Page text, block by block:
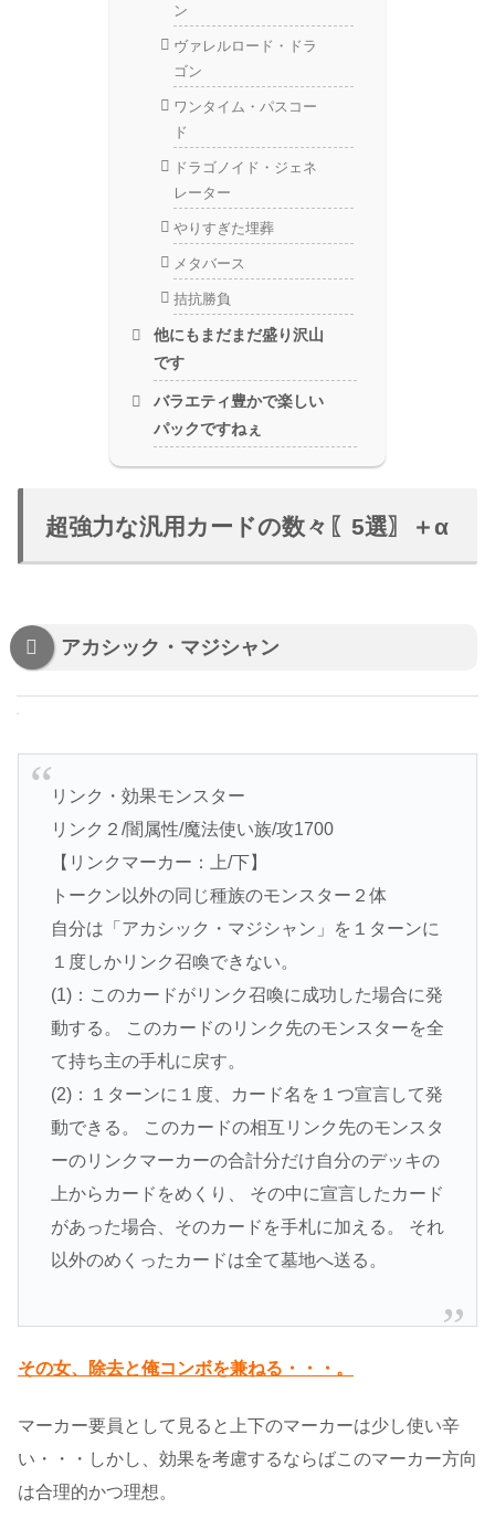
ン
ヴァレルロード・ドラ
ゴン
ワンタイム・パスコー
ド
ドラゴノイド・ジェネ
レーター
やりすぎた埋葬
メタバース
拮抗勝負
他にもまだまだ盛り沢山
です
バラエティ豊かで楽しい
パックですねぇ
超強力な汎用カードの数々〖5選〗＋α
アカシック・マジシャン
リンク・効果モンスター
リンク２/闇属性/魔法使い族/攻1700
【リンクマーカー：上/下】
トークン以外の同じ種族のモンスター２体
自分は「アカシック・マジシャン」を１ターンに
１度しかリンク召喚できない。
(1)：このカードがリンク召喚に成功した場合に発
動する。 このカードのリンク先のモンスターを全
て持ち主の手札に戻す。
(2)：１ターンに１度、カード名を１つ宣言して発
動できる。 このカードの相互リンク先のモンスタ
ーのリンクマーカーの合計分だけ自分のデッキの
上からカードをめくり、 その中に宣言したカード
があった場合、そのカードを手札に加える。 それ
以外のめくったカードは全て墓地へ送る。
その女、除去と俺コンボを兼ねる・・・。
マーカー要員として見ると上下のマーカーは少し使い辛
い・・・しかし、効果を考慮するならばこのマーカー方向
は合理的かつ理想。